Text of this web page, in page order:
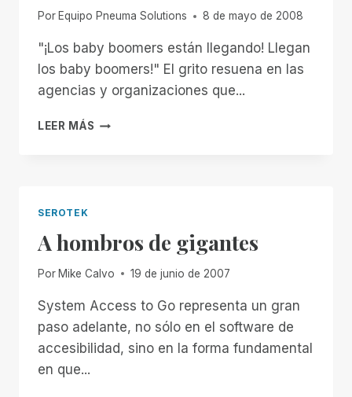
Por Equipo Pneuma Solutions 8 de mayo de 2008
"¡Los baby boomers están llegando! Llegan
los baby boomers!" El grito resuena en las
agencias y organizaciones que...
LEER MÁS SERVIR
MENOS
DINERO
SEROTEK
A hombros de gigantes
Por Mike Calvo 19 de junio de 2007
System Access to Go representa un gran
paso adelante, no sólo en el software de
accesibilidad, sino en la forma fundamental
en que...